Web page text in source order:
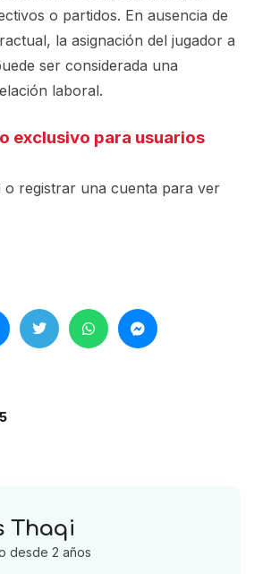
o partidos. En ausencia de
la asignación del jugador a
ser considerada una
laboral.
exclusivo para usuarios
o registrar una cuenta para ver
Thaqi
desde 2 años